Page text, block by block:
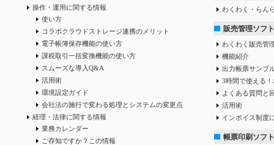
操作・運用に関する情報
使い方
コラボクラウドストレージ連携のメリット
電子帳簿保存機能の使い方
課税取引一括変換機能の使い方
スムーズな導入Q&A
活用術
環境設定ガイド
会社法の施行で変わる処理とシステムの変更点
経理・法律に関する情報
業務カレンダー
ご存知ですか？この情報
わくわく・らん
販売管理ソフト
わくわく販売管
機能紹介
出力帳票サンプ
3時間で使える
よくある質問と
活用術
インボイス制度
帳票印刷ソフト